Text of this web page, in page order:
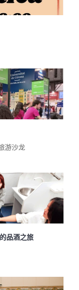
游沙龙
品酒之旅